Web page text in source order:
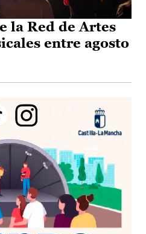
la Red de Artes
entre agosto